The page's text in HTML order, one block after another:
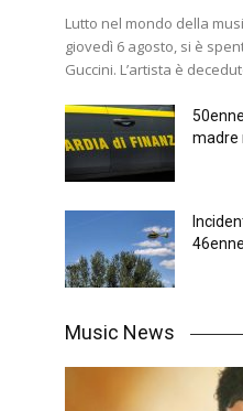
Lutto nel mondo della
giovedì 6 agosto, si è
Guccini. L’artista è
madre
46enne
Music News